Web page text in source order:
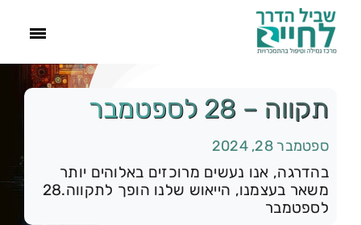
הסיפור שלנו
התמכרויות
תקווה – 28 לספטמבר
ספטמבר 28, 2024
בהדרגה, אנו נעשים מרוכזים באלוהים יותר
משאר בעצמנו, הייאוש שלנו הופך לתקווה.28
לספטמבר